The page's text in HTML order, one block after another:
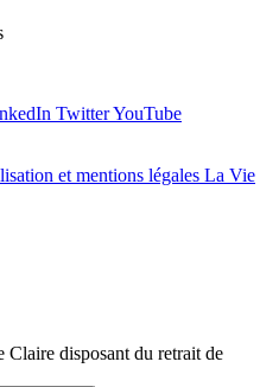
TwitterYouTube
et mentions légales La Vie
Claire disposant du retrait de